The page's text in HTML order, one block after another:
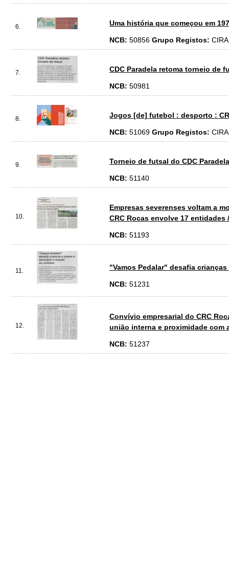
6. Uma história que começou em
NCB: 50856 Grupo Registos: CIRA
7. CDC Paradela retoma torneio de
NCB: 50981
8. Jogos [de] futebol : desporto :
NCB: 51069 Grupo Registos: CIRA
9. Torneio de futsal do CDC
NCB: 51140
10.
Empresas severenses voltam a
CRC Rocas envolve 17 entidades
NCB: 51193
11. "Vamos Pedalar" desafia
NCB: 51231
12.
Convívio empresarial do CRC
união interna e proximidade com
NCB: 51237